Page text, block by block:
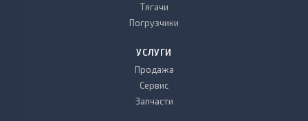
Тягачи
Погрузчики
УСЛУГИ
Продажа
Сервис
Запчасти